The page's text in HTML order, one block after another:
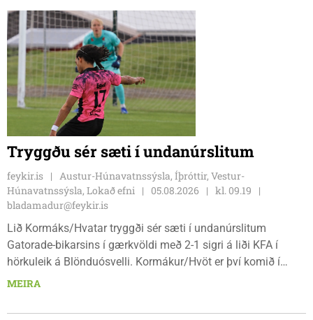
Tryggðu sér sæti í undanúrslitum
feykir.is
Austur-Húnavatnssýsla, Íþróttir, Vestur-
Húnavatnssýsla, Lokað efni
05.08.2026
kl. 09.19
bladamadur@feykir.is
Lið Kormáks/Hvatar tryggði sér sæti í undanúrslitum
Gatorade-bikarsins í gærkvöldi með 2-1 sigri á liði KFA í
hörkuleik á Blönduósvelli. Kormákur/Hvöt er því komið í
undanúrslitin annað árið í röð, en ásamt þeim verða
verður.
MEIRA